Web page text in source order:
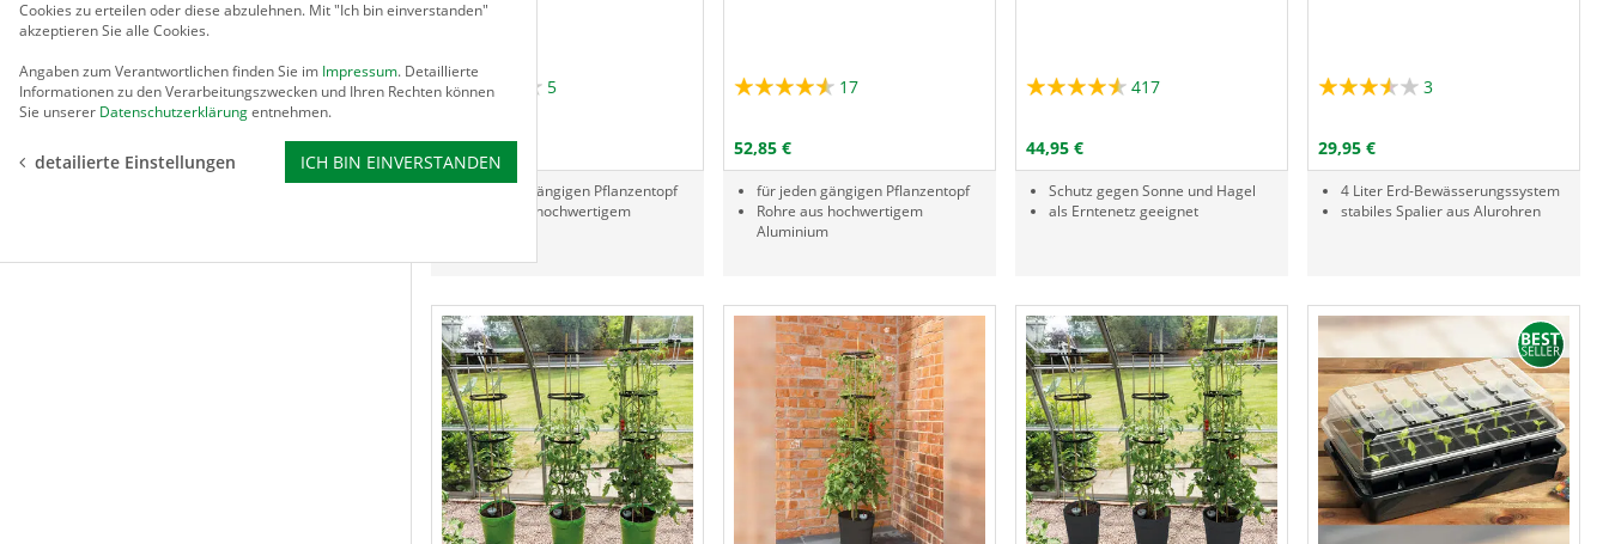
5
19,95 €
für jeden gängigen Pflanzentopf
Rohre aus hochwertigem
17
52,85 €
für jeden gängigen Pflanzentopf
Rohre aus hochwertigem
Aluminium
417
44,95 €
Schutz gegen Sonne und Hagel
als Erntenetz geeignet
3
29,95 €
4 Liter Erd-Bewässerungssystem
stabiles Spalier aus Alurohren
Cookies zu erteilen oder diese abzulehnen. Mit "Ich bin einverstanden"
akzeptieren Sie alle Cookies.
Angaben zum Verantwortlichen finden Sie im Impressum. Detaillierte
Informationen zu den Verarbeitungszwecken und Ihren Rechten können
Sie unserer Datenschutzerklärung entnehmen.
detailierte Einstellungen ICH BIN EINVERSTANDEN